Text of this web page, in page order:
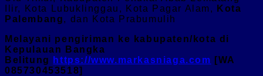
Ilir, Kota Lubuklinggau, Kota Pagar Alam,
Kota
Palembang, dan Kota Prabumulih
Melayani pengiriman ke kabupaten/kota di
Kepulauan Bangka
Belitung
https://www.markasniaga.com [WA
085730453518]